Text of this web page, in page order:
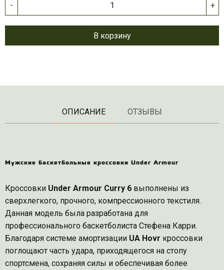
- +
В корзину
ОПИСАНИЕ ОТЗЫВЫ
Мужские баскетбольные кроссовки Under Armour
Кроссовки Under Armour Curry 6 выполнены из
сверхлегкого, прочного, компрессионного текстиля.
Данная модель была разработана для
профессионального баскетболиста Стефена Карри.
Благодаря системе амортизации UA Hovr кроссовки
поглощают часть удара, приходящегося на стопу
спортсмена, сохраняя силы и обеспечивая более